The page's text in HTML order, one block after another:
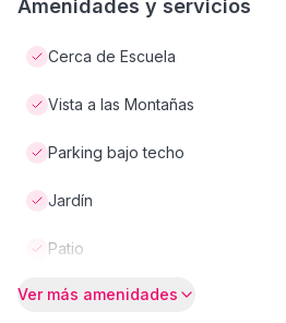
Amenidades y servicios
Cerca de Escuela
Vista a las Montañas
Parking bajo techo
Jardín
Patio
Ver más amenidades